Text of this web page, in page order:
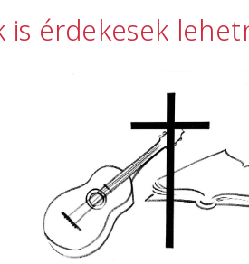
is érdekesek